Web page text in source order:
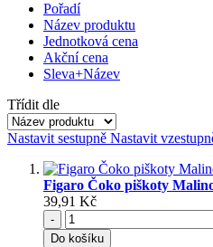
Pořadí
Název produktu
Jednotková cena
Akční cena
Sleva+Název
Třídit dle
Nastavit sestupně Nastavit
Figaro Čoko piškoty
39,91 Kč
-
Do košíku